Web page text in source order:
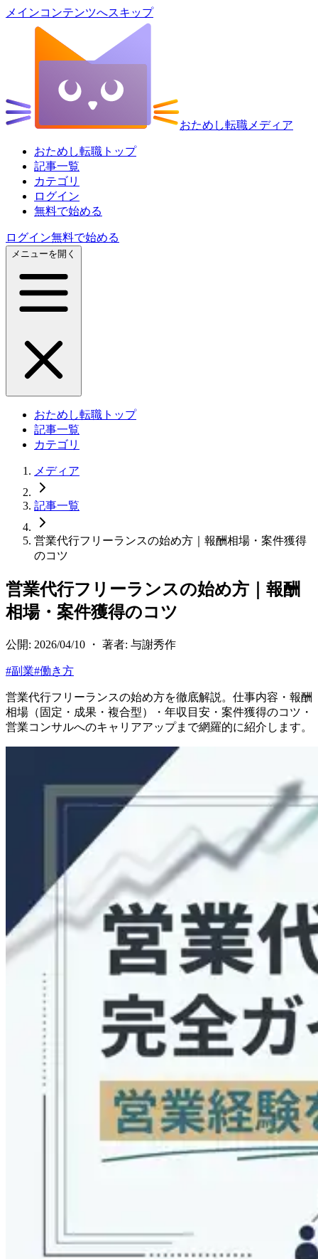
メインコンテンツへスキップ
おためし転職メディア
おためし転職トップ
記事一覧
カテゴリ
ログイン
無料で始める
ログイン無料で始める
メニューを開く
おためし転職トップ
記事一覧
カテゴリ
メディア
記事一覧
営業代行フリーランスの始め方｜報酬相場・案件獲得
のコツ
営業代行フリーランスの始め方｜報酬
相場・案件獲得のコツ
公開: 2026/04/10 ・ 著者: 与謝秀作
#副業#働き方
営業代行フリーランスの始め方を徹底解説。仕事内容・報酬
相場（固定・成果・複合型）・年収目安・案件獲得のコツ・
営業コンサルへのキャリアアップまで網羅的に紹介します。